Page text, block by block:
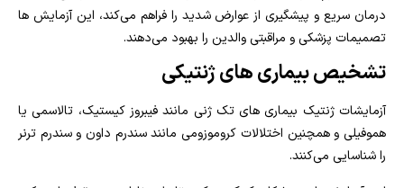
درمان سریع و پیشگیری از عوارض شدید را فراهم می‌کند، این آزمایش‌ ها
تصمیمات پزشکی و مراقبتی والدین را بهبود می‌دهند.
تشخیص بیماری‌ های ژنتیکی
آزمایشات ژنتیک بیماری‌ های تک ژنی مانند فیبروز کیستیک، تالاسمی یا
هموفیلی و همچنین اختلالات کروموزومی مانند سندرم داون و سندرم ترنر
را شناسایی می‌کنند.